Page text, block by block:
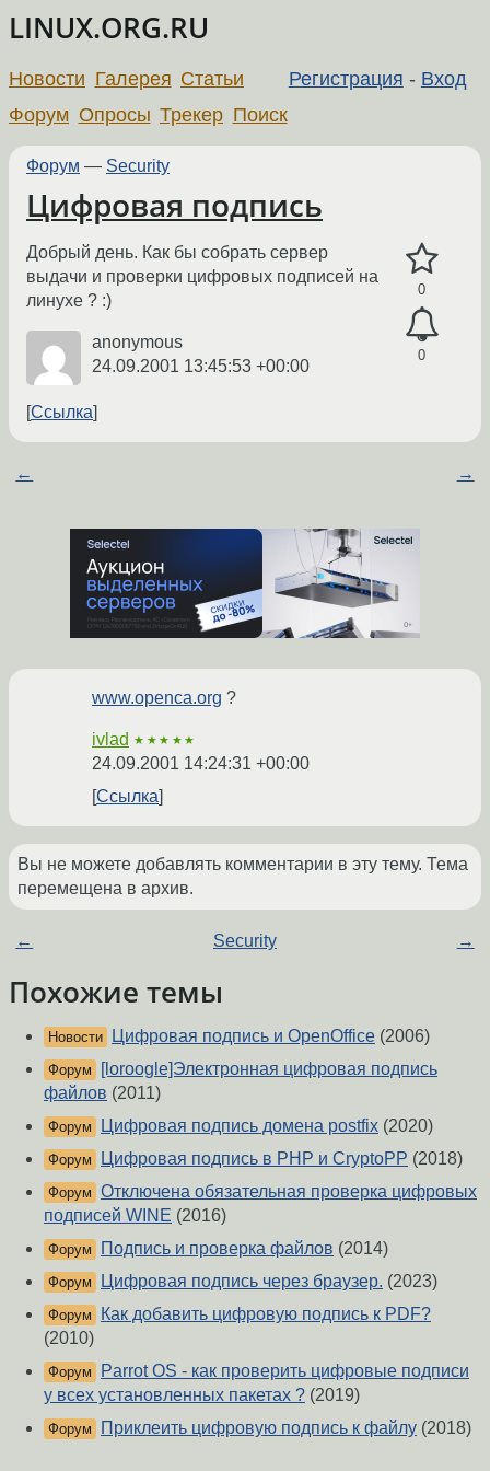
LINUX.ORG.RU
Регистрация - Вход
Новости Галерея Статьи
Форум Опросы Трекер Поиск
Форум — Security
Цифровая подпись
0
0
Добрый день. Как бы собрать сервер
выдачи и проверки цифровых подписей на
линухе ? :)
anonymous
24.09.2001 13:45:53 +00:00
Ссылка
← →
www.openca.org ?
ivlad ★★★★★
24.09.2001 14:24:31 +00:00
Ссылка
Вы не можете добавлять комментарии в эту тему. Тема
перемещена в архив.
← Security →
Похожие темы
Новости Цифровая подпись и OpenOffice (2006)
Форум
[loroogle]Электронная цифровая подпись
файлов (2011)
Форум Цифровая подпись домена postfix (2020)
Форум Цифровая подпись в PHP и CryptoPP (2018)
Форум Отключена обязательная проверка цифровых
подписей WINE (2016)
Форум Подпись и проверка файлов (2014)
Форум Цифровая подпись через браузер. (2023)
Форум
Как добавить цифровую подпись к PDF?
(2010)
Форум
Parrot OS - как проверить цифровые подписи
у всех установленных пакетах ? (2019)
Форум Приклеить цифровую подпись к файлу (2018)